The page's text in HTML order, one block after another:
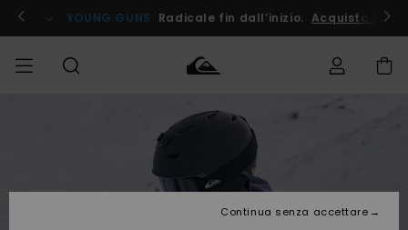
informazioni
prodotto
! YOUNG GUNS Radicale fin dall’inizio. Acquista Ora
Abbigliamento
Accessori
Abbigliamento
Accessori
Shop
Nuovi
Surf Shop
Uomo
Snow
Shop
Uomo
Outlet
Uomo
Accedi al tuo
ordine
Spedizione
Continua senza accettare